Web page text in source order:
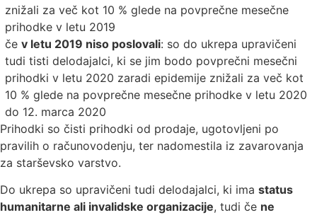
znižali za več kot 10 % glede na povprečne mesečne
prihodke v letu 2019
če v letu 2019 niso poslovali: so do ukrepa upravičeni
tudi tisti delodajalci, ki se jim bodo povprečni mesečni
prihodki v letu 2020 zaradi epidemije znižali za več kot
10 % glede na povprečne mesečne prihodke v letu 2020
do 12. marca 2020
Prihodki so čisti prihodki od prodaje, ugotovljeni po
pravilih o računovodenju, ter nadomestila iz zavarovanja
za starševsko varstvo.
Do ukrepa so upravičeni tudi delodajalci, ki ima status
humanitarne ali invalidske organizacije, tudi če ne